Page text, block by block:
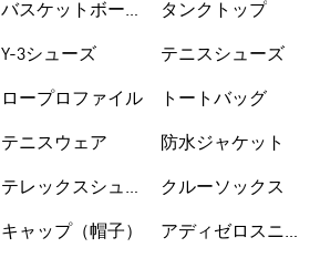
バスケットボール
Y-3シューズ
ロープロファイル
テニスウェア
テレックスシュー
キャップ（帽子）
タンクトップ
テニスシューズ
トートバッグ
防水ジャケット
クルーソックス
アディゼロスニー